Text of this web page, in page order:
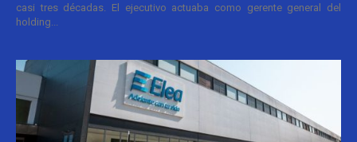
casi tres décadas. El ejecutivo actuaba como gerente general del
holding...